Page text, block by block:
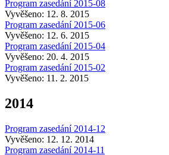
Program zasedání 2015-08
Vyvěšeno: 12. 8. 2015
Program zasedání 2015-06
Vyvěšeno: 12. 6. 2015
Program zasedání 2015-04
Vyvěšeno: 20. 4. 2015
Program zasedání 2015-02
Vyvěšeno: 11. 2. 2015
2014
Program zasedání 2014-12
Vyvěšeno: 12. 12. 2014
Program zasedání 2014-11